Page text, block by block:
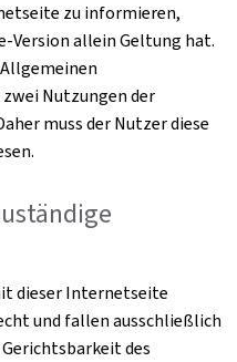
zu informieren,
Version allein Geltung hat.
Nutzungen der
muss der Nutzer diese
dieser Internetseite
und fallen ausschließlich
des